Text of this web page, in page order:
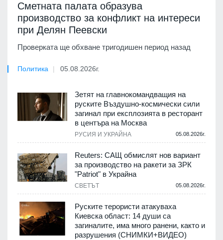
Сметната палата образува
производство за конфликт на интереси
при Делян Пеевски
Проверката ще обхване тригодишен период назад
Политика 05.08.2026г.
Зетят на главнокомандващия на
руските Въздушно-космически сили
загинал при експлозията в ресторант
в центъра на Москва
РУСИЯ И УКРАЙНА 05.08.2026г.
Reuters: САЩ обмислят нов вариант
за производство на ракети за ЗРК
"Patriot" в Украйна
СВЕТЪТ 05.08.2026г.
Руските терористи атакуваха
Киевска област: 14 души са
загиналите, има много ранени, както и
разрушения (СНИМКИ+ВИДЕО)